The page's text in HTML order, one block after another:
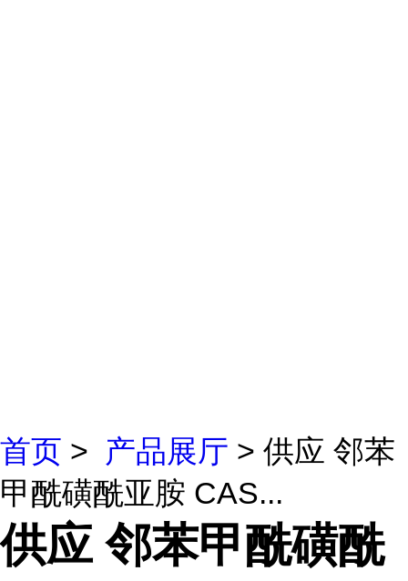
首页 > 产品展厅 > 供应 邻苯
甲酰磺酰亚胺 CAS...
供应 邻苯甲酰磺酰